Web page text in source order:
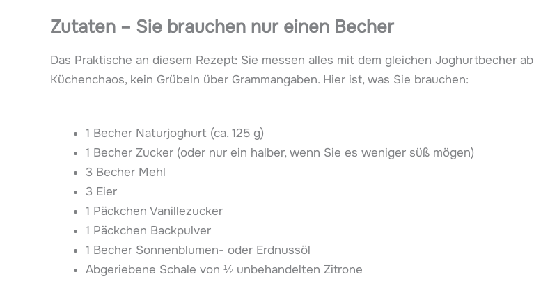
Zutaten – Sie brauchen nur einen Becher
Das Praktische an diesem Rezept: Sie messen alles mit dem gleichen Joghurtbecher
Küchenchaos, kein Grübeln über Grammangaben. Hier ist, was Sie brauchen:
1 Becher Naturjoghurt (ca. 125 g)
1 Becher Zucker (oder nur ein halber, wenn Sie es weniger süß mögen)
3 Becher Mehl
3 Eier
1 Päckchen Vanillezucker
1 Päckchen Backpulver
1 Becher Sonnenblumen- oder Erdnussöl
Abgeriebene Schale von ½ unbehandelten Zitrone